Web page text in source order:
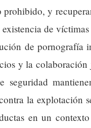
prohibido, y
de
de pornografía
y la
seguridad
la explotación
en un